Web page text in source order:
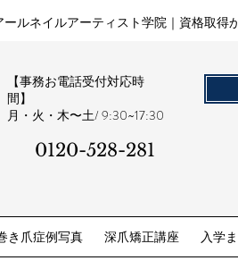
ールネイルアーティスト学院｜資格取得
【事務お電話受付対応時
間】
​月・火・木〜土/ 9:30~17:30
0120-528-281​
き爪症例写真 深爪矯正講座 入学